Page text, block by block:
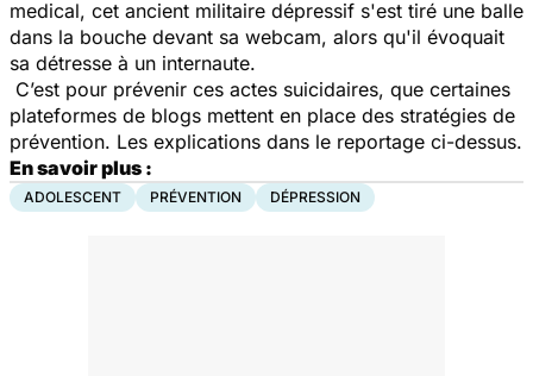
medical, cet ancient militaire dépressif s'est tiré une balle
dans la bouche devant sa webcam, alors qu'il évoquait
sa détresse à un internaute.
C’est pour prévenir ces actes suicidaires, que certaines
plateformes de blogs mettent en place des stratégies de
prévention. Les explications dans le reportage ci-dessus.
En savoir plus :
ADOLESCENT PRÉVENTION DÉPRESSION